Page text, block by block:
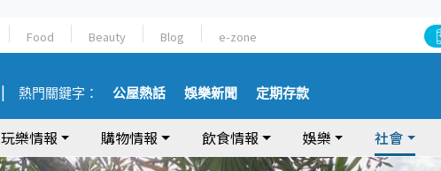
Food Beauty Blog e-zone
熱門關鍵字： 公屋熱話 娛樂新聞 定期存款
玩樂情報 購物情報 飲食情報 娛樂 社會